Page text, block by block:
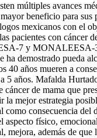
múltiples avances
beneficio para
mexicanos con el
pacientes con cáncer
7 y MONALEESA-3
ha demostrado pueda
40 años mueren a
5 años. Mafalda
cáncer de mama que
la mejor estrategia
consecuencia del
aspecto físico,
mejora, además de que